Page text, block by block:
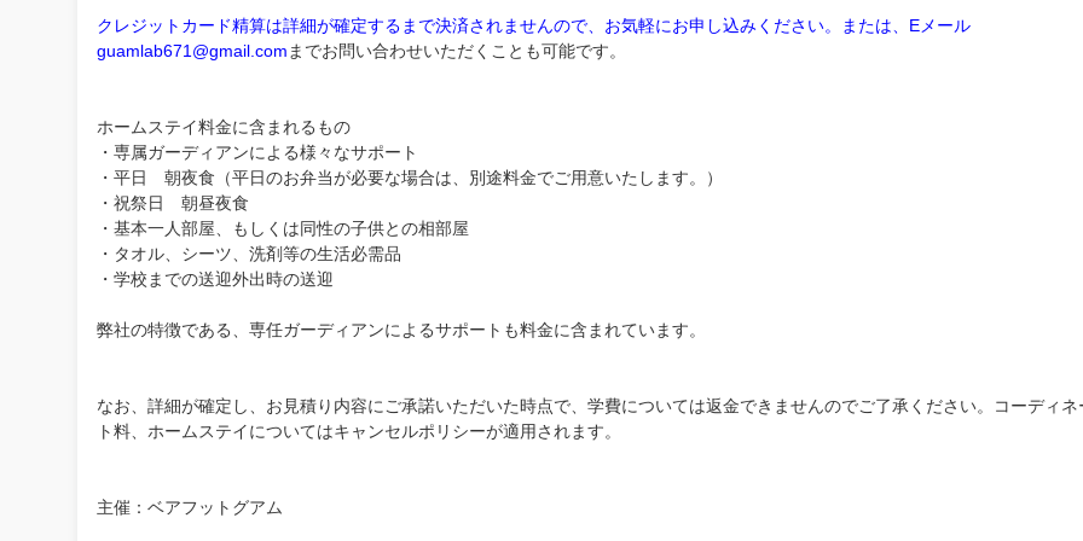
クレジットカード精算は詳細が確定するまで決済されませんので、お気軽にお申し込みください。または、Eメール
guamlab671@gmail.comまでお問い合わせいただくことも可能です。
ホームステイ料金に含まれるもの
・専属ガーディアンによる様々なサポート
・平日 朝夜食（平日のお弁当が必要な場合は、別途料金でご用意いたします。）
・祝祭日 朝昼夜食
・基本一人部屋、もしくは同性の子供との相部屋
・タオル、シーツ、洗剤等の生活必需品
・学校までの送迎外出時の送迎
弊社の特徴である、専任ガーディアンによるサポートも料金に含まれています。
なお、詳細が確定し、お見積り内容にご承諾いただいた時点で、学費については返金できませんのでご了承ください。コーディネ
ト料、ホームステイについてはキャンセルポリシーが適用されます。
主催：ベアフットグアム